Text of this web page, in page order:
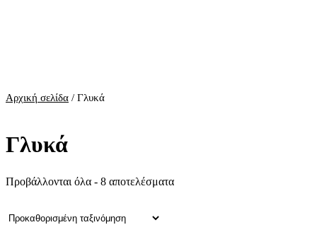
Αρχική σελίδα / Γλυκά
Γλυκά
Προβάλλονται όλα - 8 αποτελέσματα